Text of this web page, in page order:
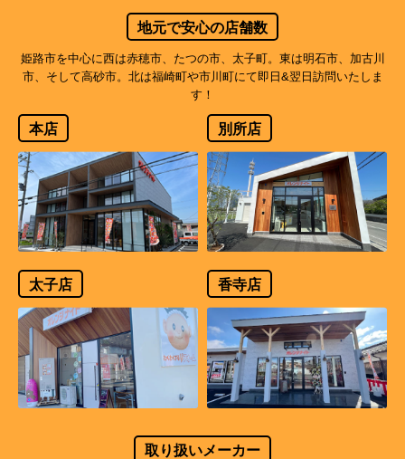
地元で安心の店舗数
姫路市を中心に西は赤穂市、たつの市、太子町。東は明石市、加古川
市、そして高砂市。北は福崎町や市川町にて即日&翌日訪問いたしま
す！
本店 別所店
太子店 香寺店
取り扱いメーカー